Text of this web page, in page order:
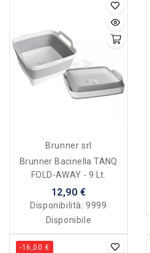
Brunner srl
Brunner Bacinella TANQ
FOLD-AWAY - 9 Lt.
12,90 €
Disponibilità:9999
Disponibile
-16,00 €